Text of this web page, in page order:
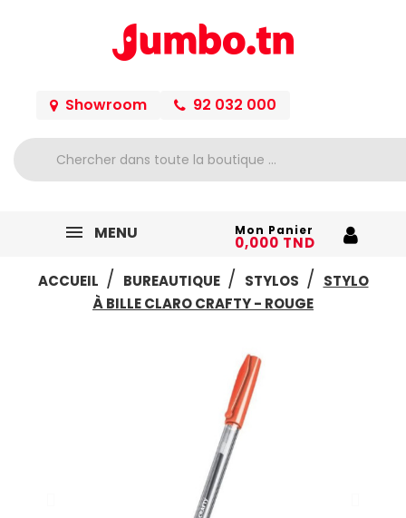
Showroom 92 032 000
MENU Mon Panier
0,000 TND
ACCUEIL
BUREAUTIQUE STYLOS
STYLO
À BILLE CLARO CRAFTY - ROUGE